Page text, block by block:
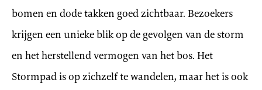
bomen en dode takken goed zichtbaar. Bezoekers
krijgen een unieke blik op de gevolgen van de storm
en het herstellend vermogen van het bos. Het
Stormpad is op zichzelf te wandelen, maar het is ook